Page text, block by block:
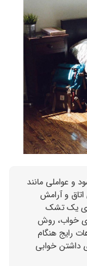
و عواملی مانند
و آرامش
یک تشک
خواب، روش
رایج هنگام
داشتن خوابی